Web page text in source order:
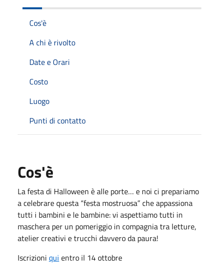
Cos'è
A chi è rivolto
Date e Orari
Costo
Luogo
Punti di contatto
Cos'è
La festa di Halloween è alle porte… e noi ci prepariamo
a celebrare questa “festa mostruosa” che appassiona
tutti i bambini e le bambine: vi aspettiamo tutti in
maschera per un pomeriggio in compagnia tra letture,
atelier creativi e trucchi davvero da paura!
Iscrizioni qui entro il 14 ottobre